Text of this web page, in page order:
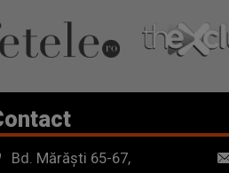
Bd. Mărăști 65-67,